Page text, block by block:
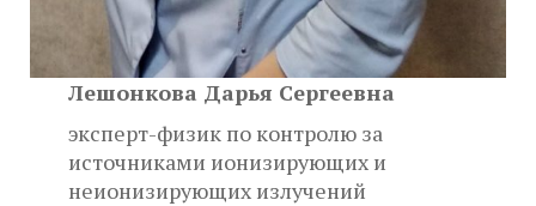
Лешонкова Дарья Сергеевна
эксперт-физик по контролю за
источниками ионизирующих и
неионизирующих излучений